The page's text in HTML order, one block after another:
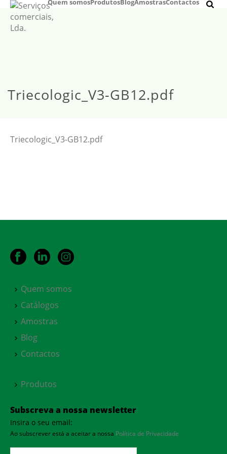
Quem somosProdutosBlogAmostrasContactos
Triecologic_V3-GB12.pdf
Triecologic_V3-GB12.pdf
Quem somos
Catálogos
Amostras
Blog
Contactos
Produtos
Subscreva a nossa newsletter
Insira o seu email:
Ao subscrever está a aceitar a nossa Política de Privacidade